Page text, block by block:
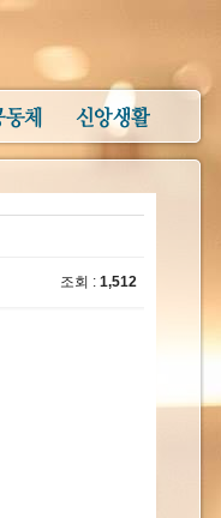
조회 : 1,512